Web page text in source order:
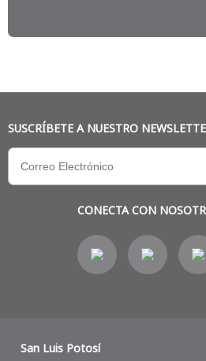
CONECTA CON
SUSCRÍBETE A NUESTRO
San Luis Potosí